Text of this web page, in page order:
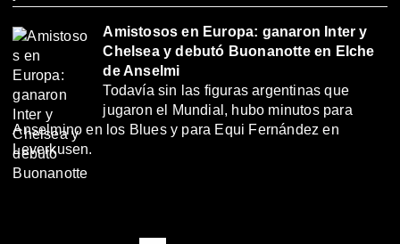
Amistosos en Europa: ganaron Inter y
Chelsea y debutó Buonanotte en Elche
de Anselmi
Todavía sin las figuras argentinas que
jugaron el Mundial, hubo minutos para
Anselmino en los Blues y para Equi Fernández en
Leverkusen.